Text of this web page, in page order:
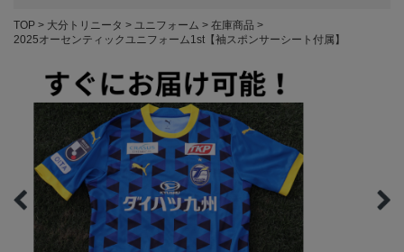
TOP 大分トリニータ ユニフォーム
在庫商品
2025オーセンティックユニフォーム1st【袖スポンサーシート付属】